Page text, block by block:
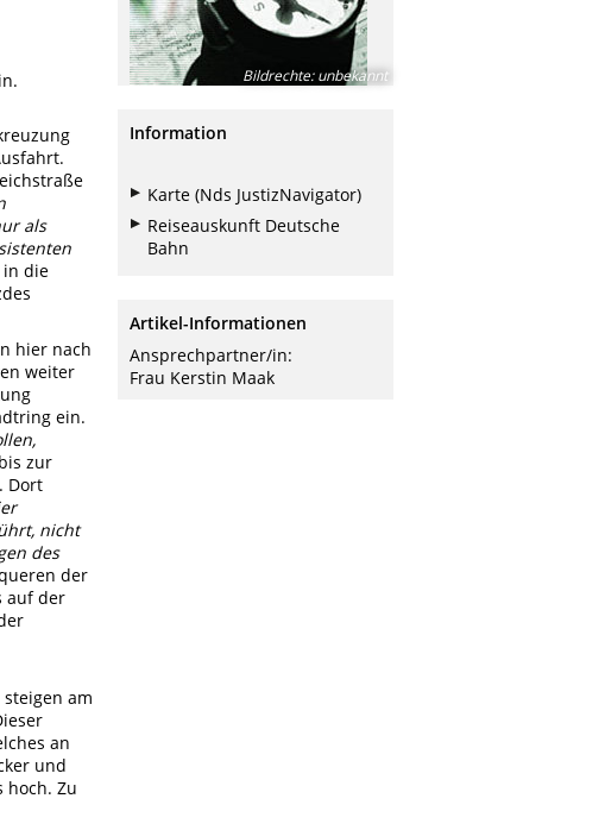
als
in die
hier nach
weiter
ein.
zur
Dort
nicht
des
der
auf der
am
an
und
hoch. Zu
Bildrechte:unbekannt
Information
Karte (Nds JustizNavigator)
Reiseauskunft Deutsche
Bahn
Artikel-Informationen
Ansprechpartner/in:
Frau Kerstin Maak